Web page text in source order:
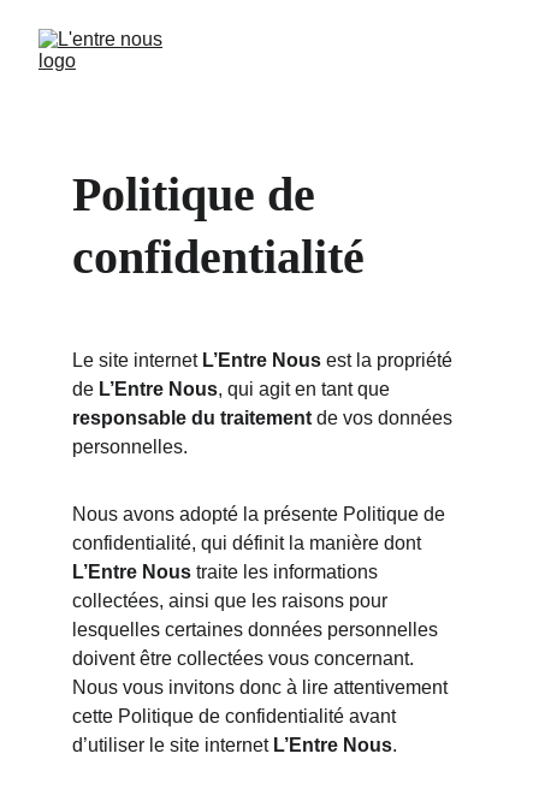
Politique de
confidentialité
Le site internet L’Entre Nous est la propriété
de L’Entre Nous, qui agit en tant que
responsable du traitement de vos données
personnelles.
Nous avons adopté la présente Politique de
confidentialité, qui définit la manière dont
L’Entre Nous traite les informations
collectées, ainsi que les raisons pour
lesquelles certaines données personnelles
doivent être collectées vous concernant.
Nous vous invitons donc à lire attentivement
cette Politique de confidentialité avant
d’utiliser le site internet L’Entre Nous.